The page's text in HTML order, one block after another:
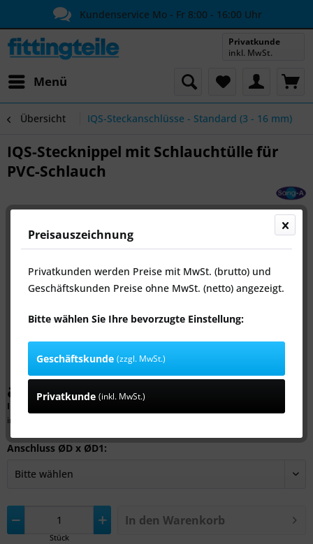
Kundenservice Mo - Fr 8:00 - 16:00 Uhr
Menü
Privatkunde
inkl. MwSt.
Übersicht IQS-Steckanschlüsse - Standard (3 - 16 mm)
IQS-Stecknippel mit Schlauchtülle für
PVC-Schlauch
ab 1,39 € *
Inhalt:
inkl. MwSt.
Anschluss ØD x ØD1:
Stück
In den Warenkorb
Preisauszeichnung
Privatkunden werden Preise mit MwSt. (brutto) und
Geschäftskunden Preise ohne MwSt. (netto) angezeigt.
Bitte wählen Sie Ihre bevorzugte Einstellung:
Geschäftskunde (zzgl. MwSt.)
Privatkunde (inkl. MwSt.)